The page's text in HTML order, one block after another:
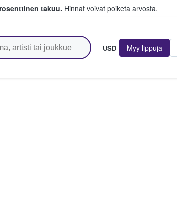
takuu. Hinnat voivat poiketa arvosta.
USD Myy lippuja